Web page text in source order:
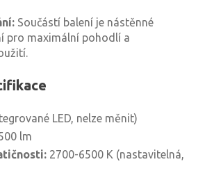
Součástí balení je nástěnné
pro maximální pohodlí a
LED, nelze měnit)
lm
2700-6500 K (nastavitelná,